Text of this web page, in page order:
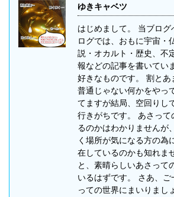
ゆきキャベツ
はじめまして。 当ブロ
ログでは、おもに宇宙・
説・オカルト・歴史、不
報などの記事を書いてい
好きなものです。 割とあ
普通じゃない何かをやっ
てますが結局、空回りし
行きがちです。 あさって
るのかはわかりませんが
く場所が気になる方の為
在しているのかも知れま
と、素晴らしいあさって
いるはずです。 さあ、ご
っての世界にまいりまし